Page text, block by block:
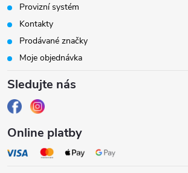
Provizní systém
Kontakty
Prodávané značky
Moje objednávka
Sledujte nás
Online platby